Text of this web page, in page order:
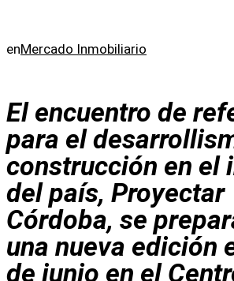
enMercado Inmobiliario
El encuentro de
para el
construcción en el
del país, Proyectar
Córdoba, se
una nueva edición
de junio en el